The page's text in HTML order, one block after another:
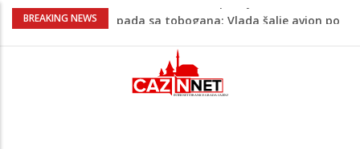
BREAKING NEWS
Kako povećati količinu mlijeka tokom
Evo kad i evo gdje nema struje u Krajini
narednih dana